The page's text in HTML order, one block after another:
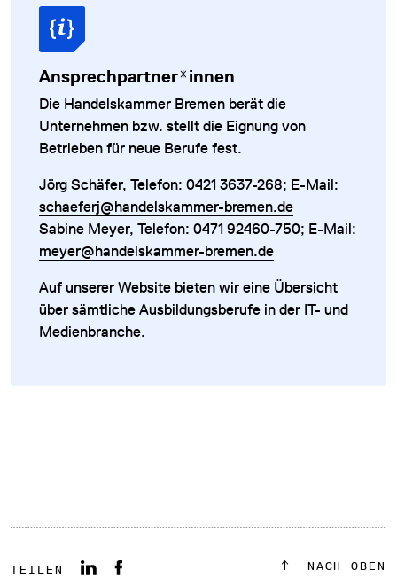
Ansprechpartner*innen
Die Handelskammer Bremen berät die
Unternehmen bzw. stellt die Eignung von
Betrieben für neue Berufe fest.
Jörg Schäfer, Telefon: 0421 3637-268; E-Mail:
schaeferj@handelskammer-bremen.de
Sabine Meyer, Telefon: 0471 92460-750; E-Mail:
meyer@handelskammer-bremen.de
Auf unserer Website bieten wir eine Übersicht
über sämtliche Ausbildungsberufe in der IT- und
Medienbranche.
TEILEN NACH OBEN